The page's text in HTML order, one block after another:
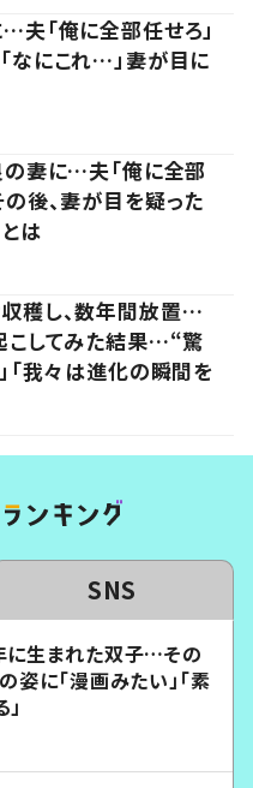
「俺に全部任せろ」
なにこれ…」妻が目に
の妻に…夫「俺に全部
の後、妻が目を疑った
は
穫し、数年間放置…
こしてみた結果…“驚
「我々は進化の瞬間を
SNS
に生まれた双子…その
姿に「漫画みたい」「素